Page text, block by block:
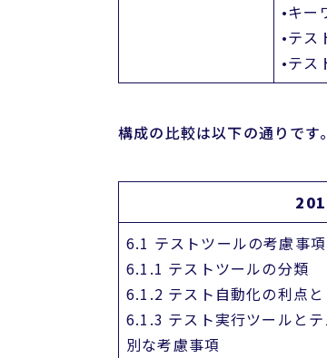
•キー
•テス
•テス
構成の比較は以下の通りです。
6.1 テストツールの考慮事項
6.1.1 テストツールの分類
6.1.2 テスト自動化の利点と
6.1.3 テスト実行ツールと
別な考慮事項